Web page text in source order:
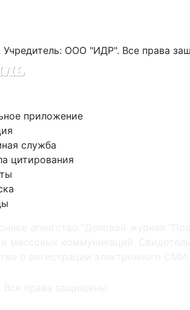
ООО "ИДР". Все права
приложение
служба
цитирования